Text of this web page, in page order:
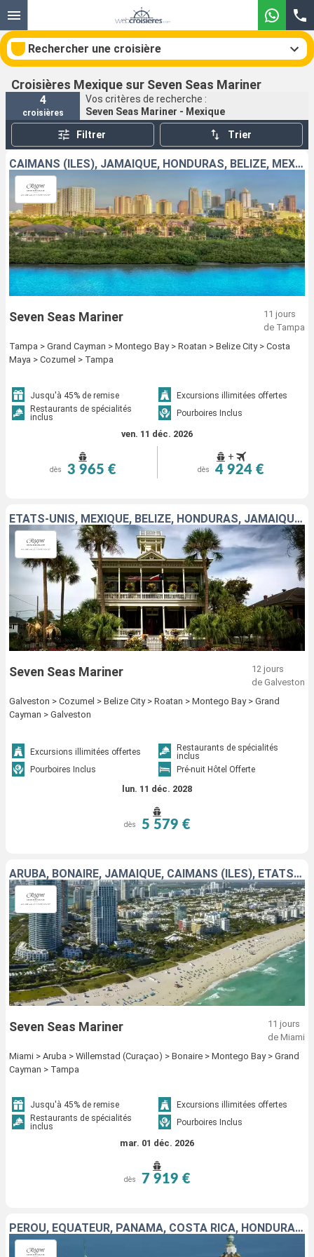
Rechercher une croisière
Nos destinations
Mois de départ
Ports Compagnies
Rechercher
Croisières Mexique sur Seven Seas Mariner
4
croisières
Vos critères de recherche :
Seven Seas Mariner - Mexique
Filtrer Trier
CAÏMANS (ÎLES), JAMAÏQUE, HONDURAS, BELIZE, MEXIQUE, ÉTATS-UNIS
Seven Seas Mariner
11 jours
de Tampa
Tampa > Grand Cayman > Montego Bay > Roatan > Belize City > Costa
Maya > Cozumel > Tampa
Jusqu'à 45% de remise
Excursions illimitées offertes
Restaurants de spécialités
inclus
Pourboires Inclus
ven. 11 déc. 2026
dès 3 965 €
+
dès 4 924 €
ÉTATS-UNIS, MEXIQUE, BELIZE, HONDURAS, JAMAÏQUE, CAÏMANS (ÎLES)
Seven Seas Mariner
12 jours
de Galveston
Galveston > Cozumel > Belize City > Roatan > Montego Bay > Grand
Cayman > Galveston
Excursions illimitées offertes
Restaurants de spécialités
inclus
Pourboires Inclus
Pré-nuit Hôtel Offerte
lun. 11 déc. 2028
dès 5 579 €
ARUBA, BONAIRE, JAMAÏQUE, CAÏMANS (ÎLES), ÉTATS-UNIS
Seven Seas Mariner
11 jours
de Miami
Miami > Aruba > Willemstad (Curaçao) > Bonaire > Montego Bay > Grand
Cayman > Tampa
Jusqu'à 45% de remise
Excursions illimitées offertes
Restaurants de spécialités
inclus
Pourboires Inclus
mar. 01 déc. 2026
dès 7 919 €
PÉROU, ÉQUATEUR, PANAMA, COSTA RICA, HONDURAS, BELIZE, MEXIQUE, ÉTATS-UNIS